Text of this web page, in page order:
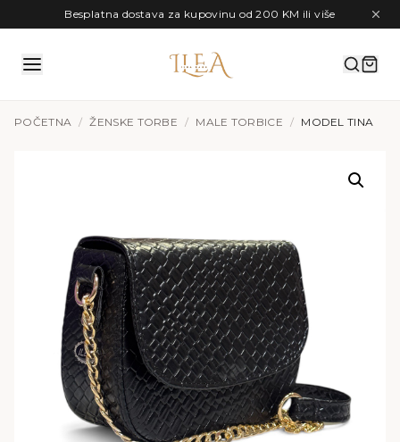
Preskoči na sadržajBesplatna dostava za kupovinu od 200 KM ili više
POČETNA / ŽENSKE TORBE / MALE TORBICE / MODEL TINA